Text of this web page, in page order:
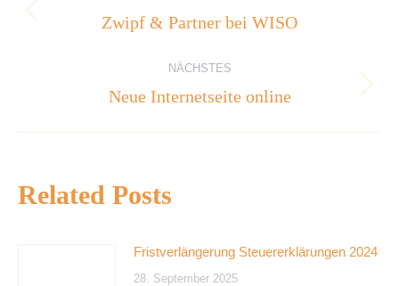
Vorheriger
Zwipf & Partner bei WISO
NÄCHSTES
Nächster
Neue Internetseite online
Related Posts
Fristverlängerung Steuererklärungen 2024
28. September 2025